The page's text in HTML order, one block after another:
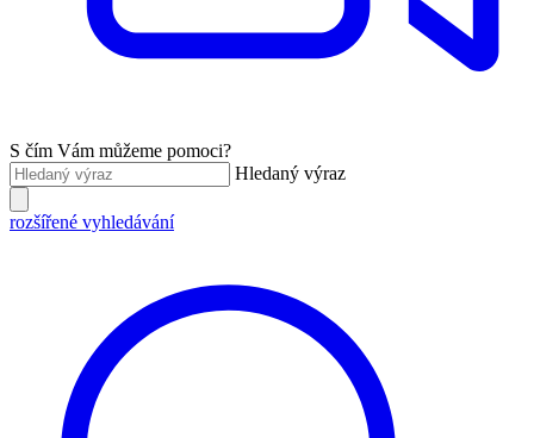
S čím Vám můžeme pomoci?
Hledaný výraz
rozšířené vyhledávání